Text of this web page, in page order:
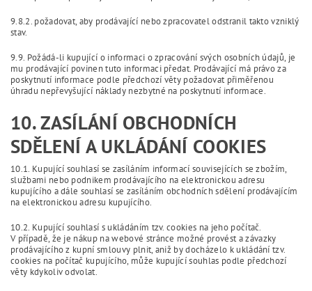
9.8.2. požadovat, aby prodávající nebo zpracovatel odstranil takto vzniklý
stav.
9.9. Požádá-li kupující o informaci o zpracování svých osobních údajů, je
mu prodávající povinen tuto informaci předat. Prodávající má právo za
poskytnutí informace podle předchozí věty požadovat přiměřenou
úhradu nepřevyšující náklady nezbytné na poskytnutí informace.
10. ZASÍLÁNÍ OBCHODNÍCH
SDĚLENÍ A UKLÁDÁNÍ COOKIES
10.1. Kupující souhlasí se zasíláním informací souvisejících se zbožím,
službami nebo podnikem prodávajícího na elektronickou adresu
kupujícího a dále souhlasí se zasíláním obchodních sdělení prodávajícím
na elektronickou adresu kupujícího.
10.2. Kupující souhlasí s ukládáním tzv. cookies na jeho počítač.
V případě, že je nákup na webové stránce možné provést a závazky
prodávajícího z kupní smlouvy plnit, aniž by docházelo k ukládání tzv.
cookies na počítač kupujícího, může kupující souhlas podle předchozí
věty kdykoliv odvolat.